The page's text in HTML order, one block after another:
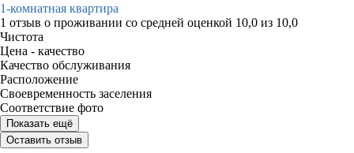
1-комнатная квартира
1 отзыв о проживании со средней оценкой 10,0 из 10,0
Чистота
Цена - качество
Качество обслуживания
Расположение
Своевременность заселения
Соответствие фото
Показать ещё
Оставить отзыв